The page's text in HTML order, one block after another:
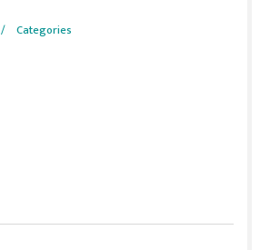
Categories